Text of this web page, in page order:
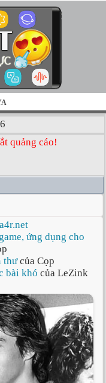
quảng cáo!
ứng dụng cho
thưcủa Cọp
bài khó của LeZink